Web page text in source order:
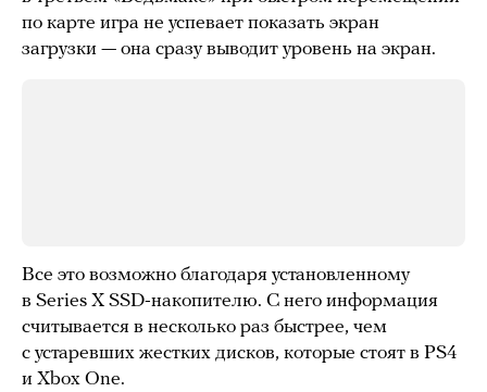
по карте игра не успевает показать экран
загрузки — она сразу выводит уровень на экран.
Все это возможно благодаря установленному
в Series X SSD-накопителю. С него информация
считывается в несколько раз быстрее, чем
с устаревших жестких дисков, которые стоят в PS4
и Xbox One.